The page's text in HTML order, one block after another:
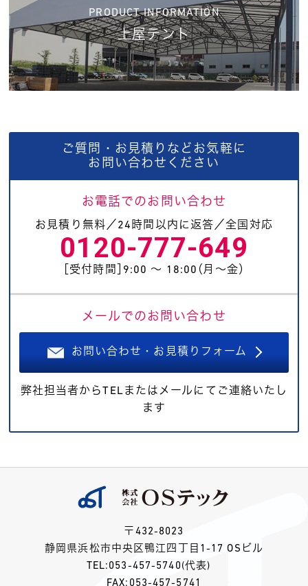
PRODUCT INFORMATION
上屋テント
ご質問・お見積りなどお気軽に
お問い合わせください
お電話でのお問い合わせ
お見積り無料／24時間以内に返答／全国対応
0120-777-649
［受付時間］9:00 〜 18:00（月〜金）
メールでのお問い合わせ
お問い合わせ・お見積りフォーム
弊社担当者からTELまたはメールにてご連絡いたし
ます
〒432-8023
静岡県浜松市中央区鴨江四丁目1-17 OSビル
TEL: 053-457-5740 (代表)
FAX:053-457-5741